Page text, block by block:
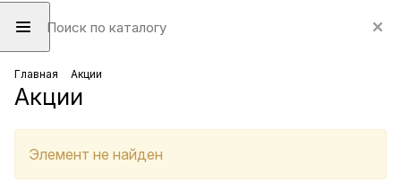
Главная Акции
Акции
Элемент не найден